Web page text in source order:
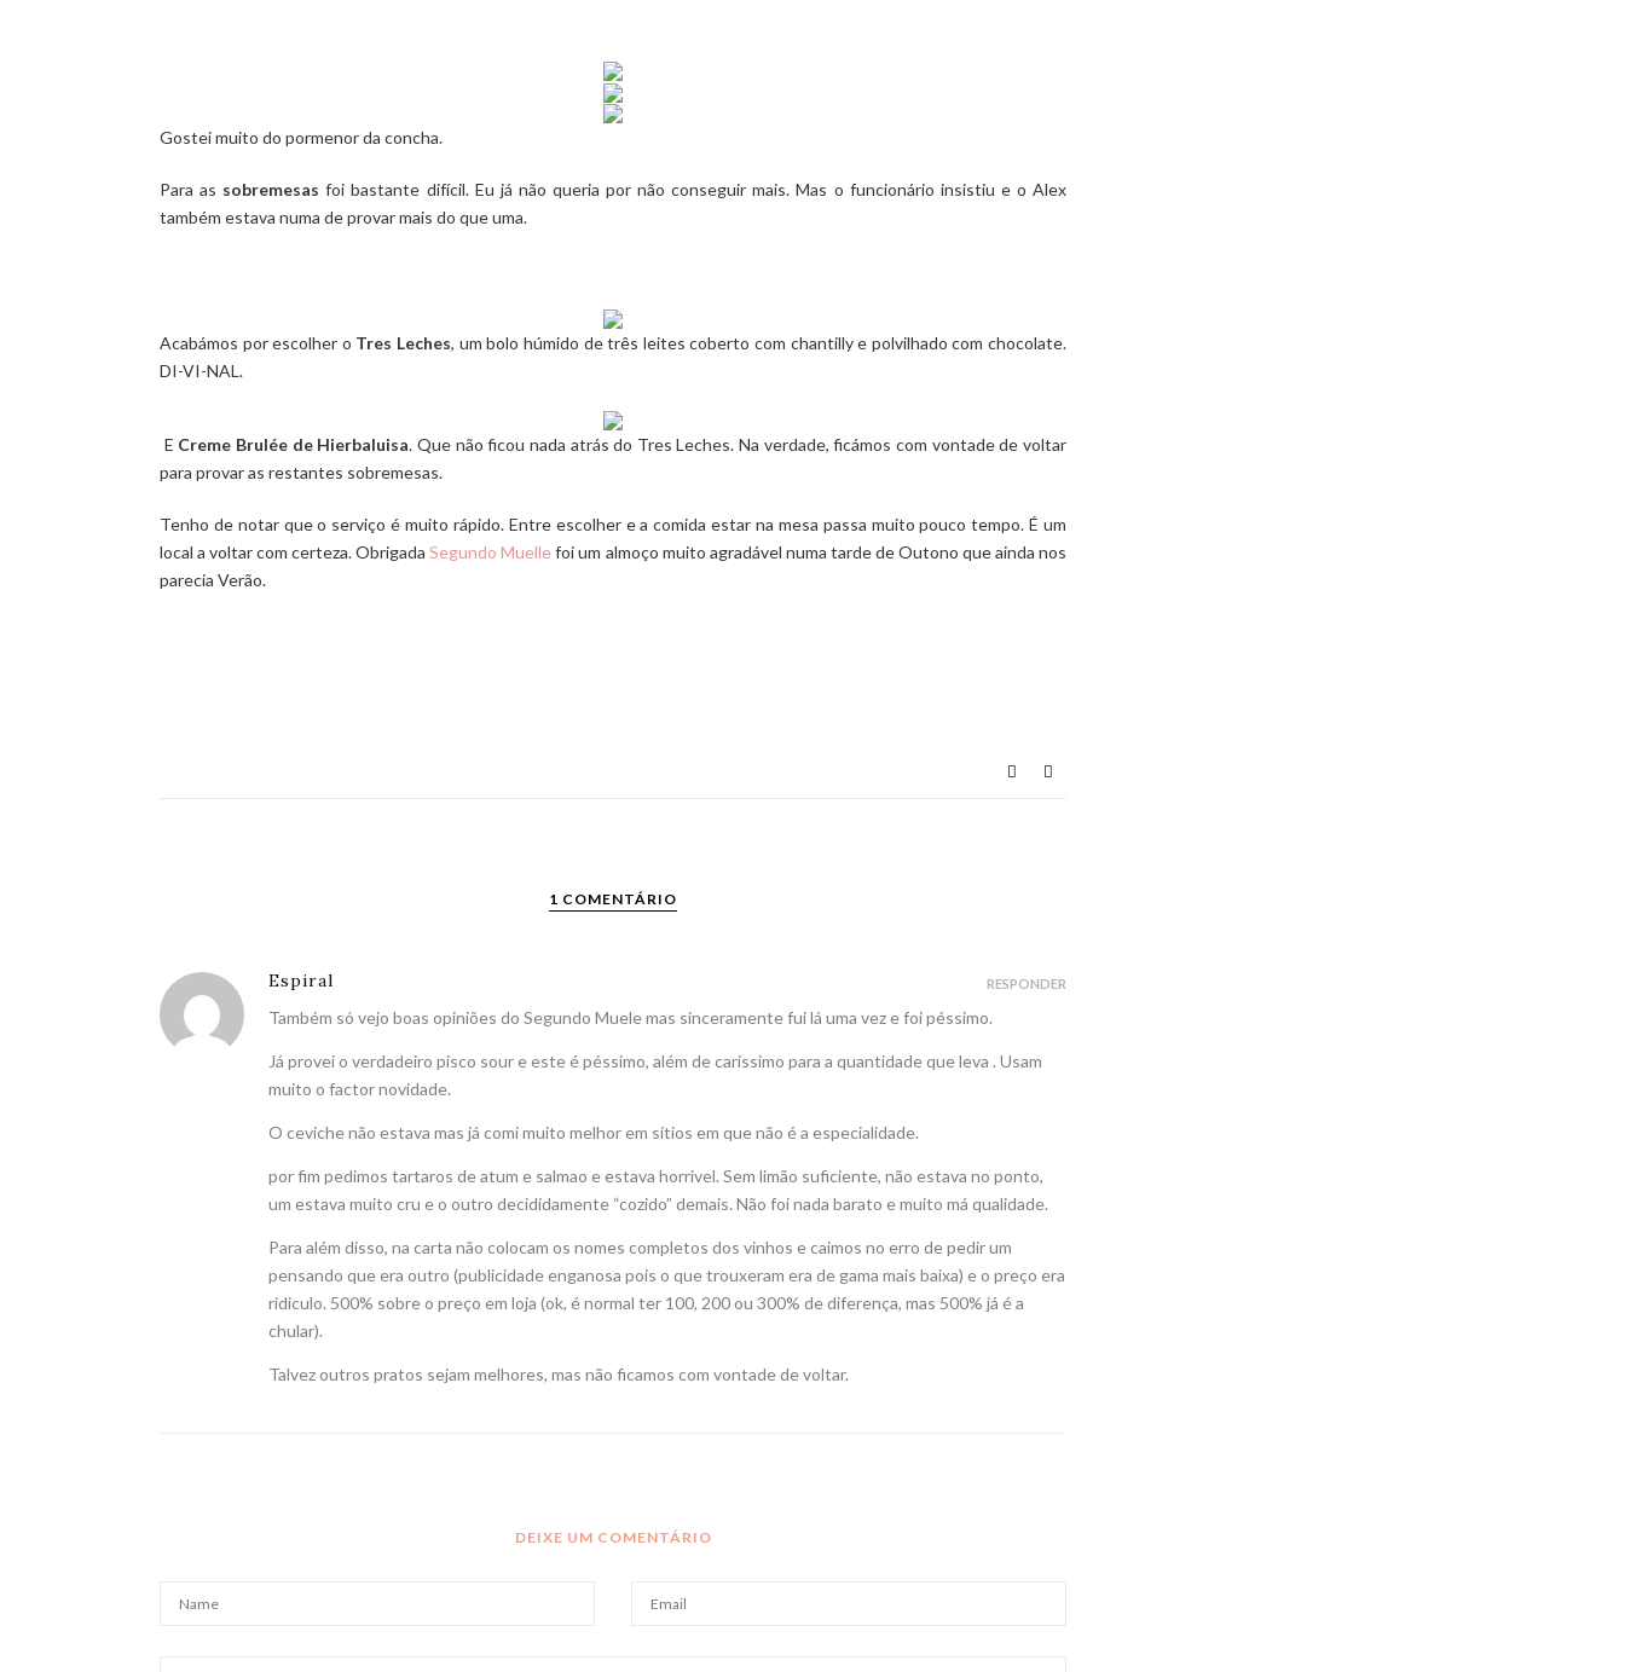
Gostei muito do pormenor da concha.
Para as sobremesas foi bastante difícil. Eu já não queria por não conseguir mais. Mas o funcionário insistiu e o Alex
também estava numa de provar mais do que uma.
Acabámos por escolher o Tres Leches, um bolo húmido de três leites coberto com chantilly e polvilhado com chocolate.
DI-VI-NAL.
E Creme Brulée de Hierbaluisa. Que não ficou nada atrás do Tres Leches. Na verdade, ficámos com vontade de voltar
para provar as restantes sobremesas.
Tenho de notar que o serviço é muito rápido. Entre escolher e a comida estar na mesa passa muito pouco tempo. É um
local a voltar com certeza. ObrigadaSegundo Muelle foi um almoço muito agradável numa tarde de Outono que ainda nos
parecia Verão.
1 COMENTÁRIO
Espiral
Também só vejo boas opiniões do Segundo Muele mas sinceramente fui lá uma vez e foi péssimo.
Já provei o verdadeiro pisco sour e este é péssimo, além de carissimo para a quantidade que leva . Usam
muito o factor novidade.
O ceviche não estava mas já comi muito melhor em sítios em que não é a especialidade.
por fim pedimos tartaros de atum e salmao e estava horrivel. Sem limão suficiente, não estava no ponto,
um estava muito cru e o outro decididamente “cozido” demais. Não foi nada barato e muito má qualidade.
Para além disso, na carta não colocam os nomes completos dos vinhos e caimos no erro de pedir um
pensando que era outro (publicidade enganosa pois o que trouxeram era de gama mais baixa) e o preço era
ridiculo. 500% sobre o preço em loja (ok, é normal ter 100, 200 ou 300% de diferença, mas 500% já é a
chular).
Talvez outros pratos sejam melhores, mas não ficamos com vontade de voltar.
RESPONDER
DEIXE UM COMENTÁRIO